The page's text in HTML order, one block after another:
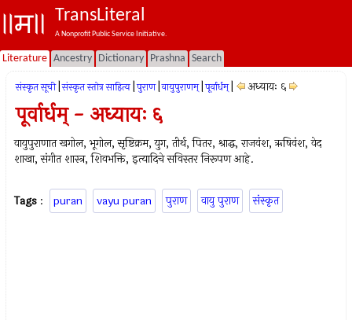
TransLiteral
A Nonprofit Public Service Initiative.
Literature Ancestry Dictionary Prashna Search
संस्कृत सूची संस्कृत स्तोत्र साहित्य पुराण वायुपुराणम् पूर्वार्धम् अध्यायः ६
पूर्वार्धम् - अध्यायः ६
वायुपुराणात खगोल, भूगोल, सृष्टिक्रम, युग, तीर्थ, पितर, श्राद्ध, राजवंश, ऋषिवंश, वेद
शाखा, संगीत शास्त्र, शिवभक्ति, इत्यादिचे सविस्तर निरूपण आहे.
Tags : puran vayu puran पुराण वायु पुराण संस्कृत